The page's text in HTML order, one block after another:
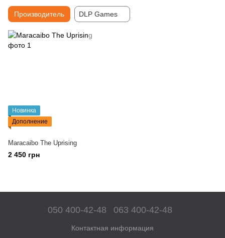
Производитель DLP Games
Новинка
Дополнение
Maracaibo The Uprising
2 450 грн
050 400-42-48 063 400-42-48
Контактная информация